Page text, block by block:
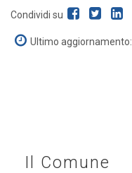
Condividi su
Ultimo aggiornamento:
Il Comune